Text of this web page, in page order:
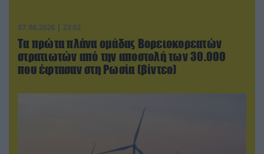
07.08.2026 | 23:02
Τα πρώτα πλάνα ομάδας Βορειοκορεατών
στρατιωτών από την αποστολή των 30.000
που έφτασαν στη Ρωσία (βίντεο)